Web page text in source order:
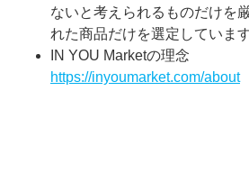
ないと考えられるものだけを
れた商品だけを選定しています
IN YOU Marketの理念
https://inyoumarket.com/about